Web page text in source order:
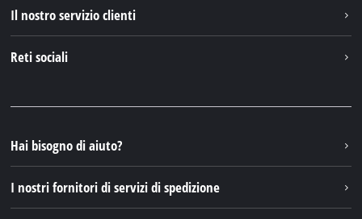
Einhell Germany AG
Il nostro servizio clienti
Reti sociali
Instagram
TikTok
Pinterest
Hai bisogno di aiuto?
I nostri fornitori di servizi di spedizione